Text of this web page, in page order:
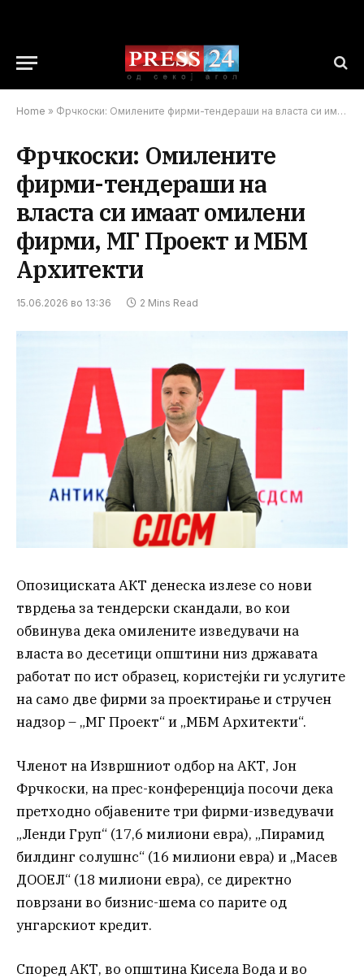
Home » Фрчкоски: Омилените фирми-тендераши на власта си имаат омилени фирми, МГ Проект и МБМ Архитекти
Фрчкоски: Омилените
фирми-тендераши на
власта си имаат омилени
фирми, МГ Проект и МБМ
Архитекти
15.06.2026 во 13:36 2 Mins Read
Опозициската АКТ денеска излезе со нови
тврдења за тендерски скандали, во кои
обвинува дека омилените изведувачи на
власта во десетици општини низ државата
работат по ист образец, користејќи ги услугите
на само две фирми за проектирање и стручен
надзор – „МГ Проект“ и „МБМ Архитекти“.
Членот на Извршниот одбор на АКТ, Јон
Фрчкоски, на прес-конференција посочи дека
претходно објавените три фирми-изведувачи
„Ленди Груп“ (17,6 милиони евра), „Пирамид
билдинг солушнс“ (16 милиони евра) и „Масев
ДООЕЛ“ (18 милиони евра), се директно
поврзани во бизнис-шема со парите од
унгарскиот кредит.
Според АКТ, во општина Кисела Вода и во